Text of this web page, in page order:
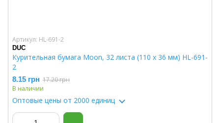
Артикул: HL-691-2
DUC
Курительная бумага Moon, 32 листа (110 x 36 мм) HL-691-
2
8.15 грн 17.20 грн
В наличии
Оптовые цены от 2000 единиц